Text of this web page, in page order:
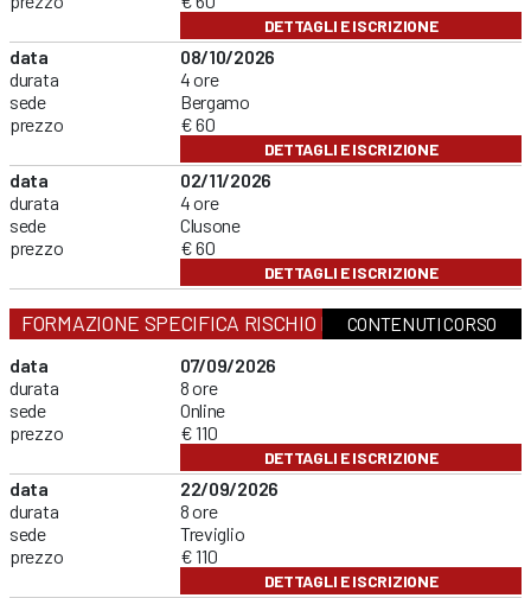
DETTAGLI E ISCRIZIONE
data
durata
sede
prezzo
08/10/2026
4 ore
Bergamo
€ 60
DETTAGLI E ISCRIZIONE
data
durata
sede
prezzo
02/11/2026
4 ore
Clusone
€ 60
DETTAGLI E ISCRIZIONE
FORMAZIONE SPECIFICA RISCHIO MEDIOCONTENUTI CORSO
data
durata
sede
prezzo
07/09/2026
8 ore
Online
€ 110
DETTAGLI E ISCRIZIONE
data
durata
sede
prezzo
22/09/2026
8 ore
Treviglio
€ 110
DETTAGLI E ISCRIZIONE